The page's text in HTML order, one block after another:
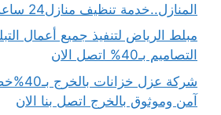
المنازل..خدمة تنظيف منازل24 ساعة اتصل بنا
مبلط الرياض لتنفيذ جميع أعمال
التصاميم بـ40% اتصل الان
شركة
آمن وموثوق بالخرج اتصل بنا الان